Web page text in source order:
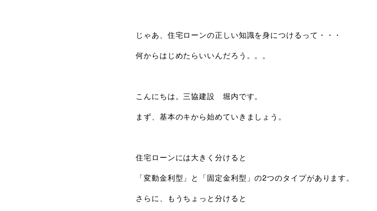
じゃあ、住宅ローンの正しい知識を身につけるって・・・
何からはじめたらいいんだろう。。。
こんにちは。三協建設 堀内です。
まず、基本のキから始めていきましょう。
住宅ローンには大きく分けると
「変動金利型」と「固定金利型」の2つのタイプがあります。
さらに、もうちょっと分けると